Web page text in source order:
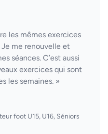
les mêmes exercices
me renouvelle et
séances. C’est aussi
exercices qui sont
les semaines. »
foot U15, U16, Séniors